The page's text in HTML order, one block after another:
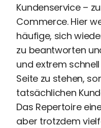
Kundenservice –
Commerce. Hier
häufige, sich
zu beantworten
und extrem
Seite zu stehen,
tatsächlichen
Das Repertoire
aber trotzdem